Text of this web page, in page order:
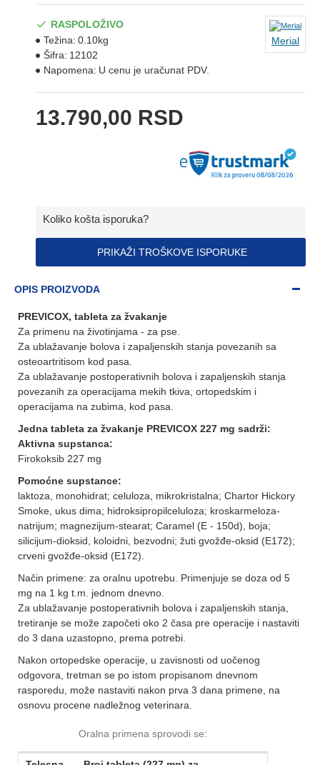
13.790,00 RSD
RASPOLOŽIVO
Težina: 0.10kg
Šifra: 12102
Napomena: U cenu je uračunat PDV.
Merial
Koliko košta isporuka?
PRIKAŽI TROŠKOVE ISPORUKE
OPIS PROIZVODA
PREVICOX, tableta za žvakanje
Za primenu na životinjama - za pse.
Za ublažavanje bolova i zapaljenskih stanja povezanih sa
osteoartritisom kod pasa.
Za ublažavanje postoperativnih bolova i zapaljenskih stanja
povezanih za operacijama mekih tkiva, ortopedskim i
operacijama na zubima, kod pasa.
Jedna tableta za žvakanje PREVICOX 227 mg sadrži:
Aktivna supstanca:
Firokoksib 227 mg
Pomoćne supstance:
laktoza, monohidrat; celuloza, mikrokristalna; Chartor Hickory
Smoke, ukus dima; hidroksipropilceluloza; kroskarmeloza-
natrijum; magnezijum-stearat; Caramel (E - 150d), boja;
silicijum-dioksid, koloidni, bezvodni; žuti gvožđe-oksid (E172);
crveni gvožđe-oksid (E172).
Način primene: za oralnu upotrebu. Primenjuje se doza od 5
mg na 1 kg t.m. jednom dnevno.
Za ublažavanje postoperativnih bolova i zapaljenskih stanja,
tretiranje se može započeti oko 2 časa pre operacije i nastaviti
do 3 dana uzastopno, prema potrebi.
Nakon ortopedske operacije, u zavisnosti od uočenog
odgovora, tretman se po istom propisanom dnevnom
rasporedu, može nastaviti nakon prva 3 dana primene, na
osnovu procene nadležnog veterinara.
Oralna primena sprovodi se: